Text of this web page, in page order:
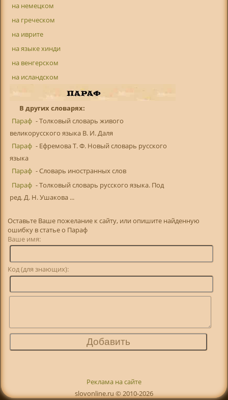
на немецком
на греческом
на иврите
на языке хинди
на венгерском
на исландском
В других словарях:
Параф - Толковый словарь живого
великорусского языка В. И. Даля
Параф - Ефремова Т. Ф. Новый словарь русского
языка
Параф - Словарь иностранных слов
Параф - Толковый словарь русского языка. Под
ред. Д. Н. Ушакова ...
Оставьте Ваше пожелание к сайту, или опишите найденную
ошибку в статье о Параф
Ваше имя:
Код (для знающих):
Реклама на сайте
slovonline.ru © 2010-2026